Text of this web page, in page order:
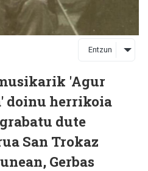
Entzun
'Agur
doinu herrikoia
dute
San Trokaz
Gerbas